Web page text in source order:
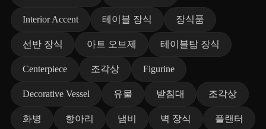
Interior Accent 테이블 장식 장식품
선반 장식 아트 오브제 테이블탑 장식
Centerpiece 조각상 Figurine
Decorative Vessel 유물 받침대 조각상
화병 항아리 냄비 벽 장식 플랜터